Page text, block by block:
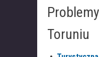
Toruniu